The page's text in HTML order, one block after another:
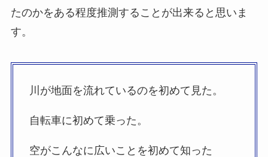
たのかをある程度推測することが出来ると思いま
す。
川が地面を流れているのを初めて見た。
自転車に初めて乗った。
空がこんなに広いことを初めて知った